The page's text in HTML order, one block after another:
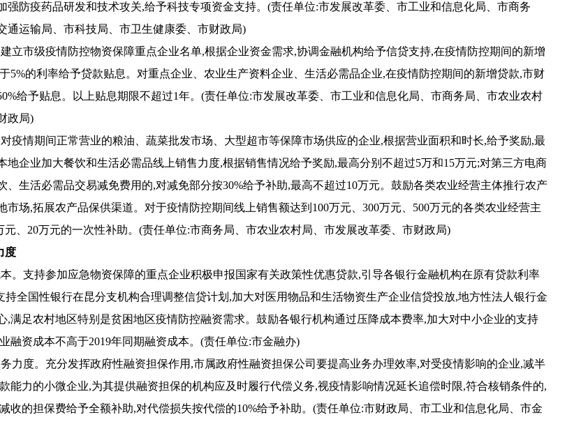
强防疫药品研发和技术攻关,给予科技专项资金支持。(责任单位:市发展改革委、市工业和信息化局、市商务
通运输局、市科技局、市卫生健康委、市财政局)
立市级疫情防控物资保障重点企业名单,根据企业资金需求,协调金融机构给予信贷支持,在疫情防控期间的新增
5%的利率给予贷款贴息。对重点企业、农业生产资料企业、生活必需品企业,在疫情防控期间的新增贷款,市财
给予贴息。以上贴息期限不超过1年。(责任单位:市发展改革委、市工业和信息化局、市商务局、市农业农村
政局)
疫情期间正常营业的粮油、蔬菜批发市场、大型超市等保障市场供应的企业,根据营业面积和时长,给予奖励,最
地企业加大餐饮和生活必需品线上销售力度,根据销售情况给予奖励,最高分别不超过5万和15万元;对第三方电商
、生活必需品交易减免费用的,对减免部分按30%给予补助,最高不超过10万元。鼓励各类农业经营主体推行农产
市场,拓展农产品保供渠道。对于疫情防控期间线上销售额达到100万元、300万元、500万元的各类农业经营主
元、20万元的一次性补助。(责任单位:市商务局、市农业农村局、市发展改革委、市财政局)
度
。支持参加应急物资保障的重点企业积极申报国家有关政策性优惠贷款,引导各银行金融机构在原有贷款利率
持全国性银行在昆分支机构合理调整信贷计划,加大对医用物品和生活物资生产企业信贷投放,地方性法人银行金
,满足农村地区特别是贫困地区疫情防控融资需求。鼓励各银行机构通过压降成本费率,加大对中小企业的支持
融资成本不高于2019年同期融资成本。(责任单位:市金融办)
力度。充分发挥政府性融资担保作用,市属政府性融资担保公司要提高业务办理效率,对受疫情影响的企业,减半
能力的小微企业,为其提供融资担保的机构应及时履行代偿义务,视疫情影响情况延长追偿时限,符合核销条件的,
收的担保费给予全额补助,对代偿损失按代偿的10%给予补助。(责任单位:市财政局、市工业和信息化局、市金